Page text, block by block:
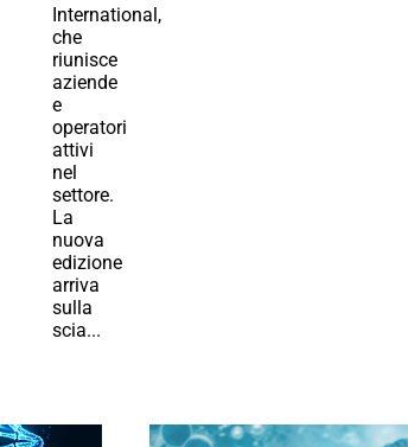
International,
che
riunisce
aziende
e
operatori
attivi
nel
settore.
La
nuova
edizione
arriva
sulla
scia...